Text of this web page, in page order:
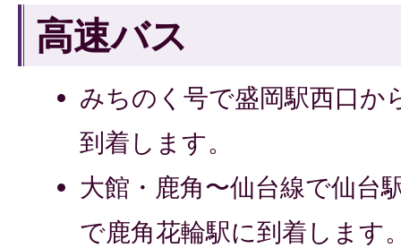
高速バス
みちのく号で盛岡駅西口か
到着します。
大館・鹿角〜仙台線で仙台
で鹿角花輪駅に到着します